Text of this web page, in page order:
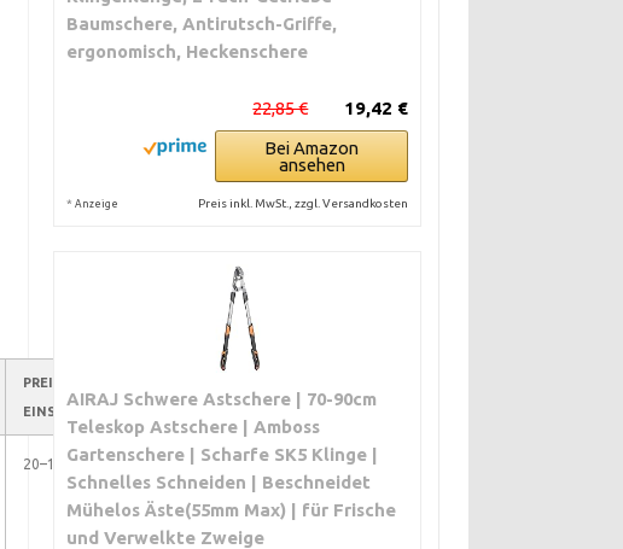
PREIS-
EINSCHÄTZUNG
20–120 €
Baumschere, Antirutsch-Griffe,
ergonomisch, Heckenschere
19,42 €
22,85 €
Bei Amazon
ansehen
* Anzeige Preis inkl. MwSt., zzgl. Versandkosten
AIRAJ Schwere Astschere | 70-90cm
Teleskop Astschere | Amboss
Gartenschere | Scharfe SK5 Klinge |
Schnelles Schneiden | Beschneidet
Mühelos Äste(55mm Max) | für Frische
und Verwelkte Zweige